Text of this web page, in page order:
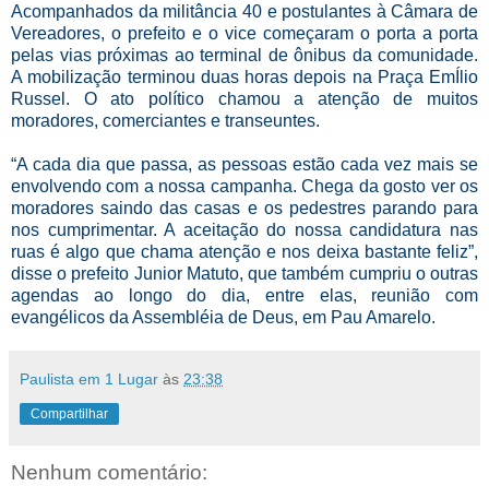
Acompanhados da militância 40 e postulantes à Câmara de
Vereadores, o prefeito e o vice começaram o porta a porta
pelas vias próximas ao terminal de ônibus da comunidade.
A mobilização terminou duas horas depois na Praça EmÍlio
Russel. O ato político chamou a atenção de muitos
moradores, comerciantes e transeuntes.
“A cada dia que passa, as pessoas estão cada vez mais se
envolvendo com a nossa campanha. Chega da gosto ver os
moradores saindo das casas e os pedestres parando para
nos cumprimentar. A aceitação do nossa candidatura nas
ruas é algo que chama atenção e nos deixa bastante feliz”,
disse o prefeito Junior Matuto, que também cumpriu o outras
agendas ao longo do dia, entre elas, reunião com
evangélicos da Assembléia de Deus, em Pau Amarelo.
Paulista em 1 Lugar às 23:38
Compartilhar
Nenhum comentário: